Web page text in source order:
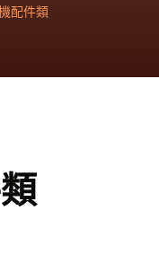
學(東莞電友)提供您最高
配件類